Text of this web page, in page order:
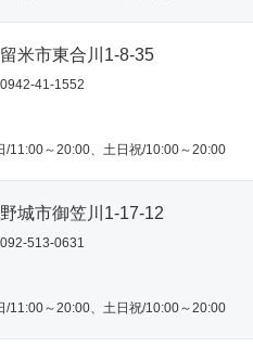
米市東合川1-8-35
41-1552
～20:00、土日祝/10:00～20:00
城市御笠川1-17-12
513-0631
～20:00、土日祝/10:00～20:00